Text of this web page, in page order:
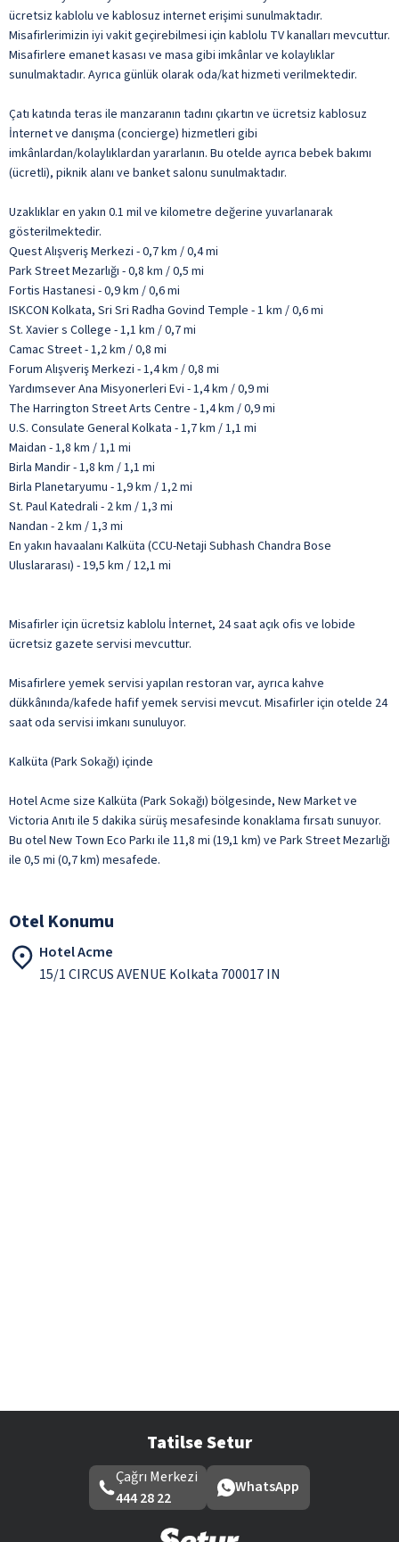
ücretsiz kablolu ve kablosuz internet erişimi sunulmaktadır.
Misafirlerimizin iyi vakit geçirebilmesi için kablolu TV kanalları mevcuttur.
Misafirlere emanet kasası ve masa gibi imkânlar ve kolaylıklar
sunulmaktadır. Ayrıca günlük olarak oda/kat hizmeti verilmektedir.
Çatı katında teras ile manzaranın tadını çıkartın ve ücretsiz kablosuz
İnternet ve danışma (concierge) hizmetleri gibi
imkânlardan/kolaylıklardan yararlanın. Bu otelde ayrıca bebek bakımı
(ücretli), piknik alanı ve banket salonu sunulmaktadır.
Uzaklıklar en yakın 0.1 mil ve kilometre değerine yuvarlanarak
gösterilmektedir.
Quest Alışveriş Merkezi - 0,7 km / 0,4 mi
Park Street Mezarlığı - 0,8 km / 0,5 mi
Fortis Hastanesi - 0,9 km / 0,6 mi
ISKCON Kolkata, Sri Sri Radha Govind Temple - 1 km / 0,6 mi
St. Xavier s College - 1,1 km / 0,7 mi
Camac Street - 1,2 km / 0,8 mi
Forum Alışveriş Merkezi - 1,4 km / 0,8 mi
Yardımsever Ana Misyonerleri Evi - 1,4 km / 0,9 mi
The Harrington Street Arts Centre - 1,4 km / 0,9 mi
U.S. Consulate General Kolkata - 1,7 km / 1,1 mi
Maidan - 1,8 km / 1,1 mi
Birla Mandir - 1,8 km / 1,1 mi
Birla Planetaryumu - 1,9 km / 1,2 mi
St. Paul Katedrali - 2 km / 1,3 mi
Nandan - 2 km / 1,3 mi
En yakın havaalanı Kalküta (CCU-Netaji Subhash Chandra Bose
Uluslararası) - 19,5 km / 12,1 mi
Misafirler için ücretsiz kablolu İnternet, 24 saat açık ofis ve lobide
ücretsiz gazete servisi mevcuttur.
Misafirlere yemek servisi yapılan restoran var, ayrıca kahve
dükkânında/kafede hafif yemek servisi mevcut. Misafirler için otelde 24
saat oda servisi imkanı sunuluyor.
Kalküta (Park Sokağı) içinde
Hotel Acme size Kalküta (Park Sokağı) bölgesinde, New Market ve
Victoria Anıtı ile 5 dakika sürüş mesafesinde konaklama fırsatı sunuyor.
Bu otel New Town Eco Parkı ile 11,8 mi (19,1 km) ve Park Street Mezarlığı
ile 0,5 mi (0,7 km) mesafede.
Otel Konumu
Hotel Acme
15/1 CIRCUS AVENUE Kolkata 700017 IN
Tatilse Setur
Çağrı Merkezi
444 28 22
WhatsApp